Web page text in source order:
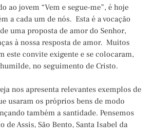
ao jovem “Vem e segue-me”, é hoje
a cada um de nós. Esta é a vocação
uma proposta de amor do Senhor,
à nossa resposta de amor. Muitos
este convite exigente e se colocaram,
no seguimento de Cristo.
nos apresenta relevantes exemplos de
usaram os próprios bens de modo
também a santidade. Pensemos
de Assis, São Bento, Santa Isabel da